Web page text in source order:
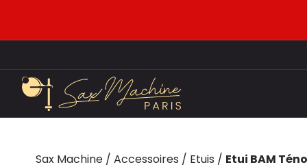
Sax Machine / Accessoires / Etuis / Etui BAM